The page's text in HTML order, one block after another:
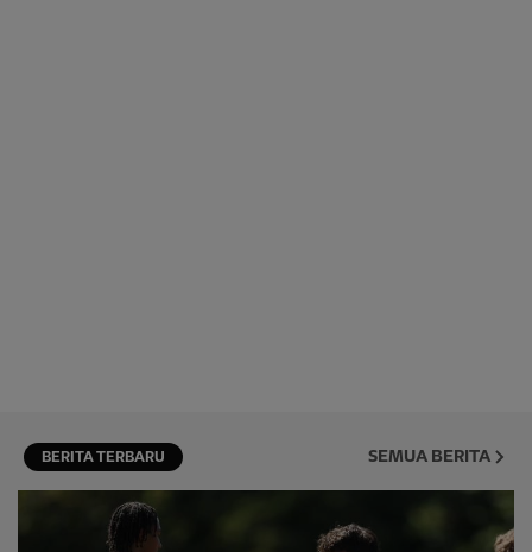
BERITA TERBARU SEMUA BERITA